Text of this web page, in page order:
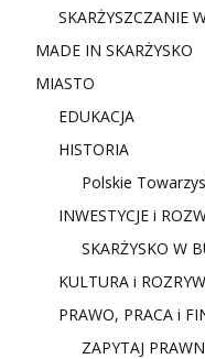
SKARŻYSZCZANIE
MADE IN SKARŻYSKO
MIASTO
EDUKACJA
HISTORIA
Polskie
INWESTYCJE i
SKARŻYSKO W
KULTURA i
PRAWO, PRACA i
ZAPYTAJ